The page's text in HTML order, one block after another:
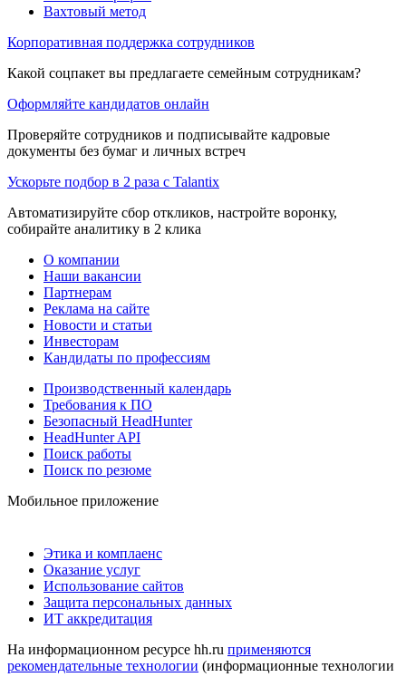
Вахтовый метод
Корпоративная поддержка сотрудников
Какой соцпакет вы предлагаете семейным сотрудникам?
Оформляйте кандидатов онлайн
Проверяйте сотрудников и подписывайте кадровые
документы без бумаг и личных встреч
Ускорьте подбор в 2 раза с Talantix
Автоматизируйте сбор откликов, настройте воронку,
собирайте аналитику в 2 клика
О компании
Наши вакансии
Партнерам
Реклама на сайте
Новости и статьи
Инвесторам
Кандидаты по профессиям
Производственный календарь
Требования к ПО
Безопасный HeadHunter
HeadHunter API
Поиск работы
Поиск по резюме
Мобильное приложение
Этика и комплаенс
Оказание услуг
Использование сайтов
Защита персональных данных
ИТ аккредитация
На информационном ресурсе hh.ru применяются
рекомендательные технологии (информационные технологии